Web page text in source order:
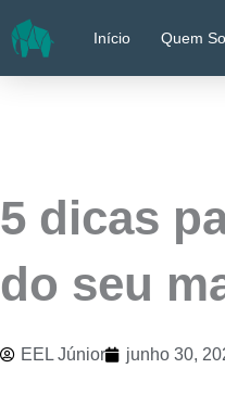
para
o
Início Quem
5 dicas
do seu
EEL Júnior junho 30,